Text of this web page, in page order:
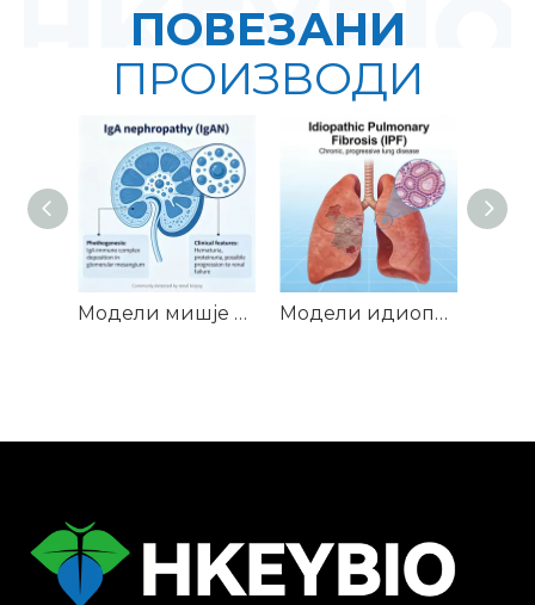
ПОВЕЗАНИ
ПРОИЗВОДИ
Модели мишје ИгА нефропатије (ИгАН). Модели идиопатске плућне фиброзе глодара (ИПФ).